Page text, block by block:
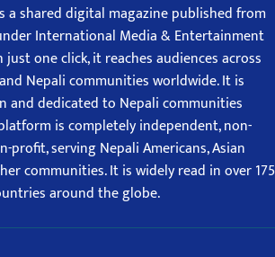
a shared digital magazine published from
International Media & Entertainment
just one click, it reaches audiences across
Nepali communities worldwide. It is
and dedicated to Nepali communities
is completely independent, non-
profit, serving Nepali Americans, Asian
communities. It is widely read in over 175
around the globe.